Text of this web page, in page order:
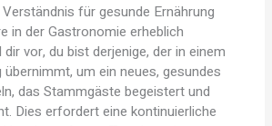
für gesunde Ernährung
in der Gastronomie erheblich
vor, du bist derjenige, der in einem
um ein neues, gesundes
das Stammgäste begeistert und
Dies erfordert eine kontinuierliche